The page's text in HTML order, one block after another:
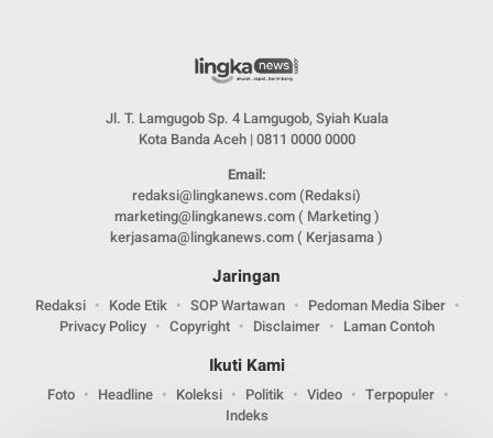
Jl. T. Lamgugob Sp. 4 Lamgugob, Syiah Kuala
Kota Banda Aceh | 0811 0000 0000
Email:
redaksi@lingkanews.com (Redaksi)
marketing@lingkanews.com ( Marketing )
kerjasama@lingkanews.com ( Kerjasama )
Jaringan
Redaksi Kode Etik SOP Wartawan
Pedoman Media Siber
Privacy Policy
Copyright Disclaimer Laman Contoh
Ikuti Kami
Foto Headline Koleksi Politik Video
Terpopuler
Indeks